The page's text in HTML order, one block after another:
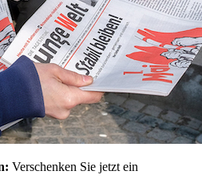
Verschenken Sie jetzt ein